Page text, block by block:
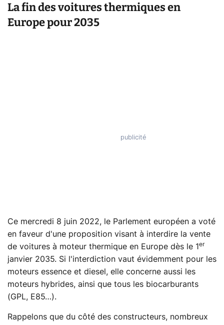
La fin des voitures thermiques en
Europe pour 2035
Ce mercredi 8 juin 2022, le Parlement européen a voté
en faveur d'une proposition visant à interdire la vente
de voitures à moteur thermique en Europe dès le 1 er
janvier 2035. Si l'interdiction vaut évidemment pour les
moteurs essence et diesel, elle concerne aussi les
moteurs hybrides, ainsi que tous les biocarburants
(GPL, E85…).
Rappelons que du côté des constructeurs, nombreux